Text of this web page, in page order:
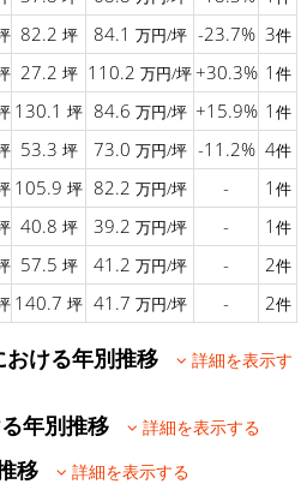
82.2 坪 84.1 万円/坪 -23.7% 3件
27.2 坪 110.2 万円/坪+30.3% 1 件
130.1 坪 84.6 万円/坪 +15.9% 1 件
53.3 坪 73.0 万円/坪 -11.2% 4件
105.9 坪 82.2 万円/坪 - 1 件
40.8 坪 39.2 万円/坪 - 1 件
57.5 坪 41.2 万円/坪 - 2件
140.7 坪 41.7 万円/坪 - 2件
おける年別推移
詳細を表示す
る年別推移 詳細を表示する
推移 詳細を表示する